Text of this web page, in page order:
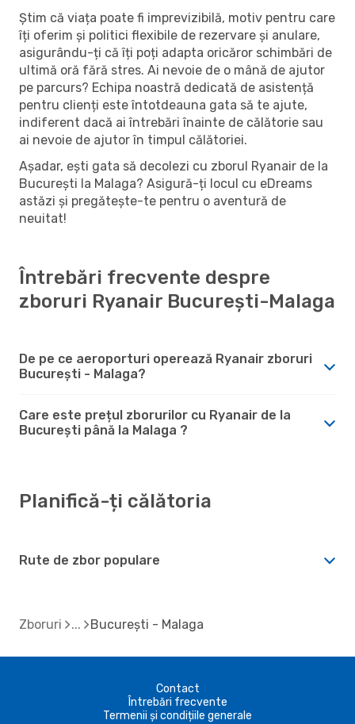
Știm că viața poate fi imprevizibilă, motiv pentru care
îți oferim și politici flexibile de rezervare și anulare,
asigurându-ți că îți poți adapta oricăror schimbări de
ultimă oră fără stres. Ai nevoie de o mână de ajutor
pe parcurs? Echipa noastră dedicată de asistență
pentru clienți este întotdeauna gata să te ajute,
indiferent dacă ai întrebări înainte de călătorie sau
ai nevoie de ajutor în timpul călătoriei.
Așadar, ești gata să decolezi cu zborul Ryanair de la
București la Malaga? Asigură-ți locul cu eDreams
astăzi și pregătește-te pentru o aventură de
neuitat!
Întrebări frecvente despre
zboruri Ryanair București-Malaga
De pe ce aeroporturi operează Ryanair zboruri
București - Malaga?
Care este prețul zborurilor cu Ryanair de la
București până la Malaga ?
Planifică-ți călătoria
Rute de zbor populare
Zboruri București - Malaga
Contact
Întrebări frecvente
Termenii și condițiile generale